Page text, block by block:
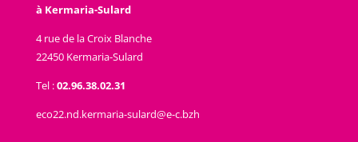
à Kermaria-Sulard
4 rue de la Croix Blanche
22450 Kermaria-Sulard
Tel :02.96.38.02.31
eco22.nd.kermaria-sulard@e-c.bzh